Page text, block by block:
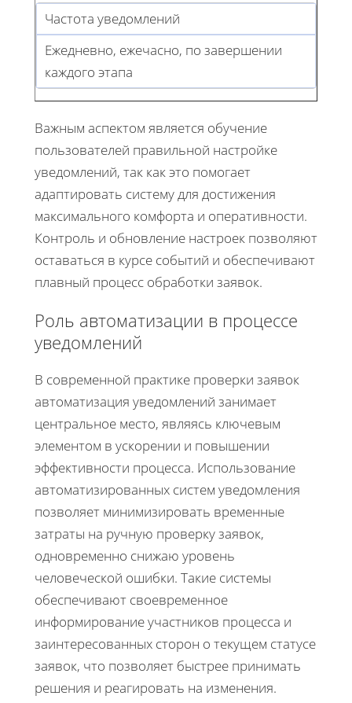
Частота уведомлений
Ежедневно, ежечасно, по завершении
каждого этапа
Важным аспектом является обучение
пользователей правильной настройке
уведомлений, так как это помогает
адаптировать систему для достижения
максимального комфорта и оперативности.
Контроль и обновление настроек позволяют
оставаться в курсе событий и обеспечивают
плавный процесс обработки заявок.
Роль автоматизации в процессе
уведомлений
В современной практике проверки заявок
автоматизация уведомлений занимает
центральное место, являясь ключевым
элементом в ускорении и повышении
эффективности процесса. Использование
автоматизированных систем уведомления
позволяет минимизировать временные
затраты на ручную проверку заявок,
одновременно снижаю уровень
человеческой ошибки. Такие системы
обеспечивают своевременное
информирование участников процесса и
заинтересованных сторон о текущем статусе
заявок, что позволяет быстрее принимать
решения и реагировать на изменения.